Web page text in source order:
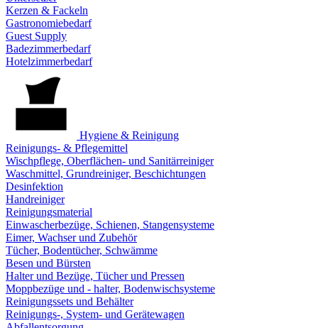
Kerzen & Fackeln
Gastronomiebedarf
Guest Supply
Badezimmerbedarf
Hotelzimmerbedarf
Hygiene & Reinigung
Reinigungs- & Pflegemittel
Wischpflege, Oberflächen- und Sanitärreiniger
Waschmittel, Grundreiniger, Beschichtungen
Desinfektion
Handreiniger
Reinigungsmaterial
Einwascherbezüge, Schienen, Stangensysteme
Eimer, Wachser und Zubehör
Tücher, Bodentücher, Schwämme
Besen und Bürsten
Halter und Bezüge, Tücher und Pressen
Moppbezüge und - halter, Bodenwischsysteme
Reinigungssets und Behälter
Reinigungs-, System- und Gerätewagen